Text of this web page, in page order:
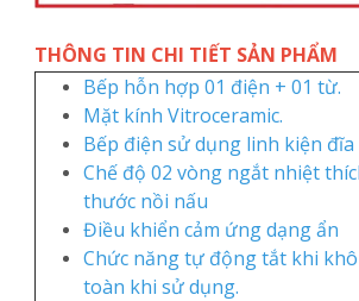
THÔNG TIN CHI TIẾT SẢN PHẨM
Bếp hỗn hợp 01 điện + 01 từ.
Mặt kính Vitroceramic.
Bếp điện sử dụng linh kiện đĩa
Chế độ 02 vòng ngắt nhiệt
thước nồi nấu
Điều khiển cảm ứng dạng ẩn
Chức năng tự động tắt khi
toàn khi sử dụng.